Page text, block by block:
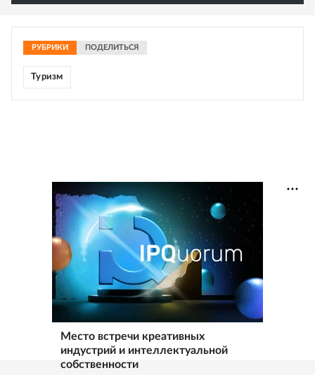
РУБРИКИ ПОДЕЛИТЬСЯ
Туризм
Место встречи креативных
индустрий и интеллектуальной
собственности